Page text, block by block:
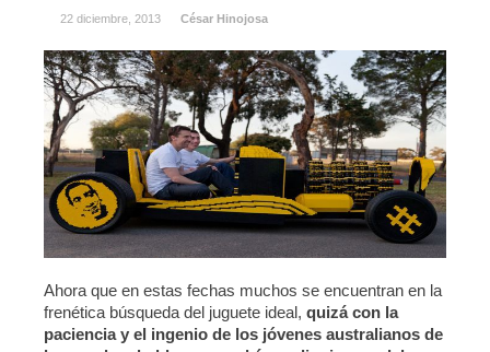
22 diciembre, 2013 César Hinojosa
Ahora que en estas fechas muchos se encuentran en la
frenética búsqueda del juguete ideal, quizá con la
paciencia y el ingenio de los jóvenes australianos de